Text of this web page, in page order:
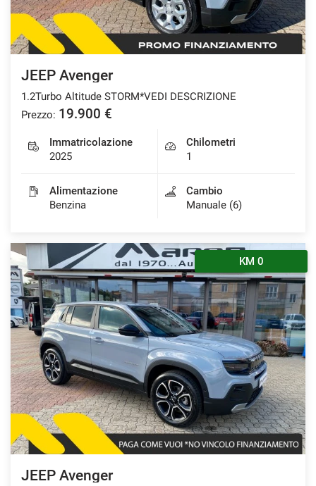
JEEP Avenger
1.2Turbo Altitude STORM*VEDI DESCRIZIONE
Prezzo: 19.900 €
Immatricolazione
2025
Chilometri
1
Alimentazione
Benzina
Cambio
Manuale (6)
KM 0
JEEP Avenger